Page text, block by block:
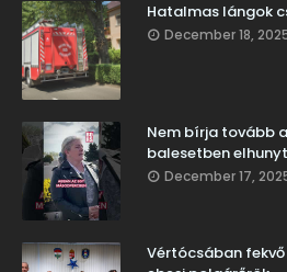
Hatalmas lángok
December 18,
Nem bírja tovább
balesetben
December 17,
Vértócsában